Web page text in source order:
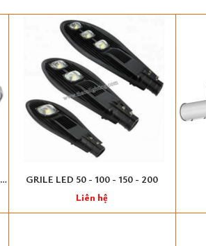
GRILE LED 50 - 100 - 150 - 200
Liên hệ